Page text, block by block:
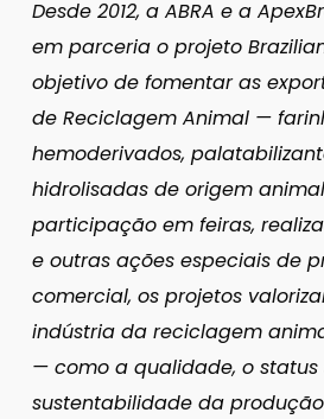
Desde 2012, a ABRA e a
em parceria o projeto
objetivo de fomentar as
de Reciclagem Animal —
hemoderivados,
hidrolisadas de origem
participação em feiras,
e outras ações especiais de
comercial, os projetos
indústria da reciclagem
— como a qualidade, o
sustentabilidade da